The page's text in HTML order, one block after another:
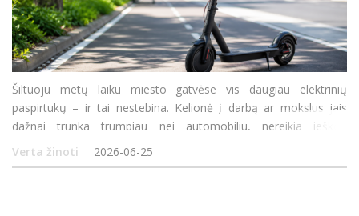
Šiltuoju metų laiku miesto gatvėse vis daugiau elektrinių
paspirtukų – ir tai nestebina. Kelionė į darbą ar mokslus jais
dažnai trunka trumpiau nei automobiliu, nereikia ieškoti
stovėjimo vietos, o vieno įkrovimo kaina siekia vos kelias
dešimtis centų. Vis dėlto prie&scaro
Verta žinoti 2026-06-25